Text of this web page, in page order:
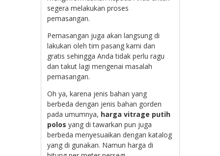
segera melakukan proses
pemasangan.
Pemasangan juga akan langsung di
lakukan oleh tim pasang kami dan
gratis sehingga Anda tidak perlu ragu
dan takut lagi mengenai masalah
pemasangan.
Oh ya, karena jenis bahan yang
berbeda dengan jenis bahan gorden
pada umumnya, harga vitrage putih
polos yang di tawarkan pun juga
berbeda menyesuaikan dengan katalog
yang di gunakan. Namun harga di